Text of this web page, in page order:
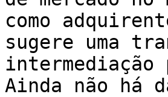
como
sugere uma
intermediação
Ainda não há